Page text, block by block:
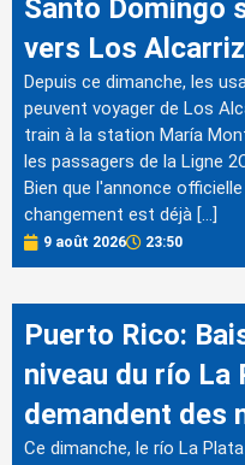
Santo Domingo
vers Los
Depuis ce dimanche, les
peuvent voyager de Los
train à la station María
les passagers de la Ligne
Bien que l'annonce
changement est déjà […]
9 août 2026 23:50
Puerto Rico:
niveau du río La
demandent des
Ce dimanche, le río La